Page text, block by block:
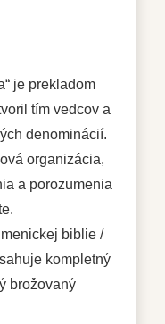
je prekladom
tím vedcov a
denominácií.
organizácia,
a porozumenia
biblie /
kompletný
brožovaný